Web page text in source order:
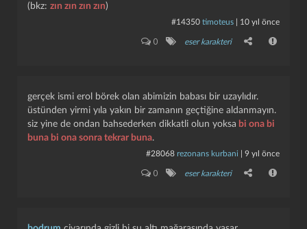
(bkz: zın zın zın zın)
#14350 timoteus 10 yıl önce
0 eser karakteri
gerçek ismi erol börek olan abimizin babası bir uzaylıdır.
üstünden yirmi yıla yakın bir zamanın geçtiğine aldanmayın.
siz yine de ondan bahsederken dikkatli olun yoksa bi ona bi
buna bi ona sonra tekrar buna.
#28068 rezonans kurbani 9 yıl önce
0 eser karakteri